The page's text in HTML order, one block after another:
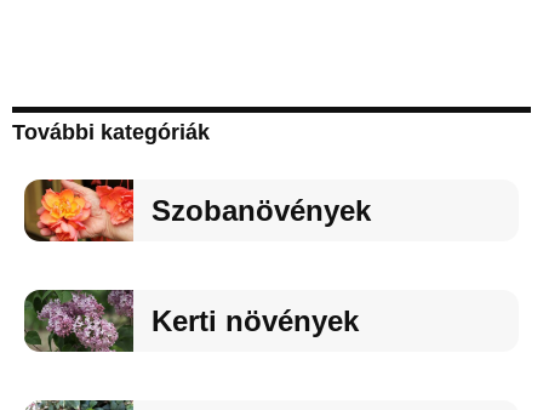
További kategóriák
Szobanövények
Kerti növények